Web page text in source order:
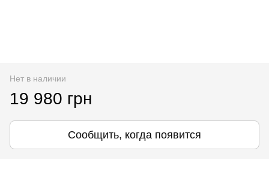
Нет в наличии
19 980 грн
Сообщить, когда появится